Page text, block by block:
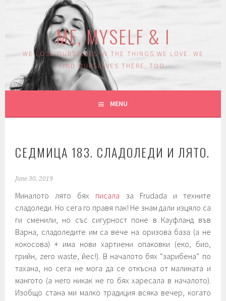
ME, MYSELF & I
WE LOSE OURSELVES IN THE THINGS WE LOVE. WE
FIND OURSELVES THERE, TOO.
MENU
СЕДМИЦА 183. СЛАДОЛЕДИ И ЛЯТО.
June 30, 2019
Миналото лято бях писала за Frudada и техните
сладоледи. Но сега го правя пак! Не знам дали изцяло са
ги сменили, но със сигурност поне в Кауфланд във
Варна, сладоледите им са вече на оризова база (а не
кокосова) + има нови хартиени опаковки (еко, био,
грийн, zero waste, йес!). В началото бях “зарибена” по
тахана, но сега не мога да се откъсна от малината и
мангото (а него никак не го бях харесала в началото).
Изобщо стана ми малко традиция всяка вечер, когато